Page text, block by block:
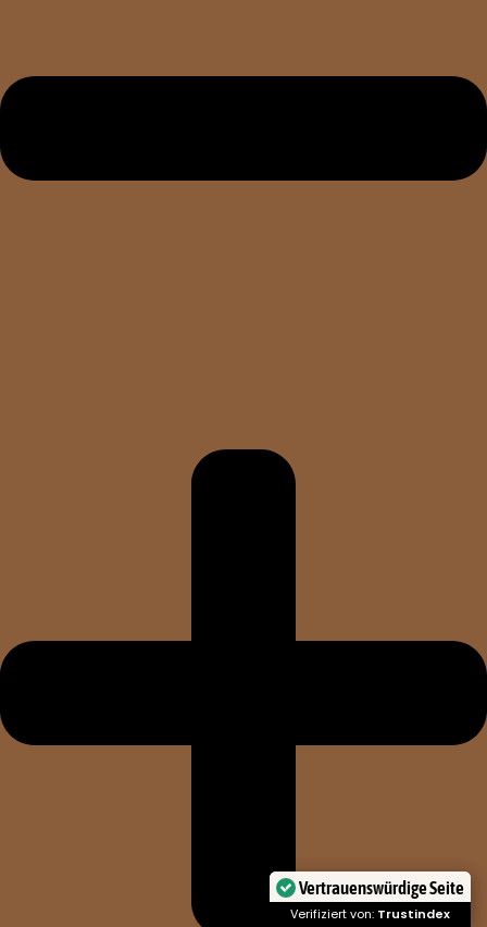
Vertrauenswürdige Seite
Verifiziert von: Trustindex